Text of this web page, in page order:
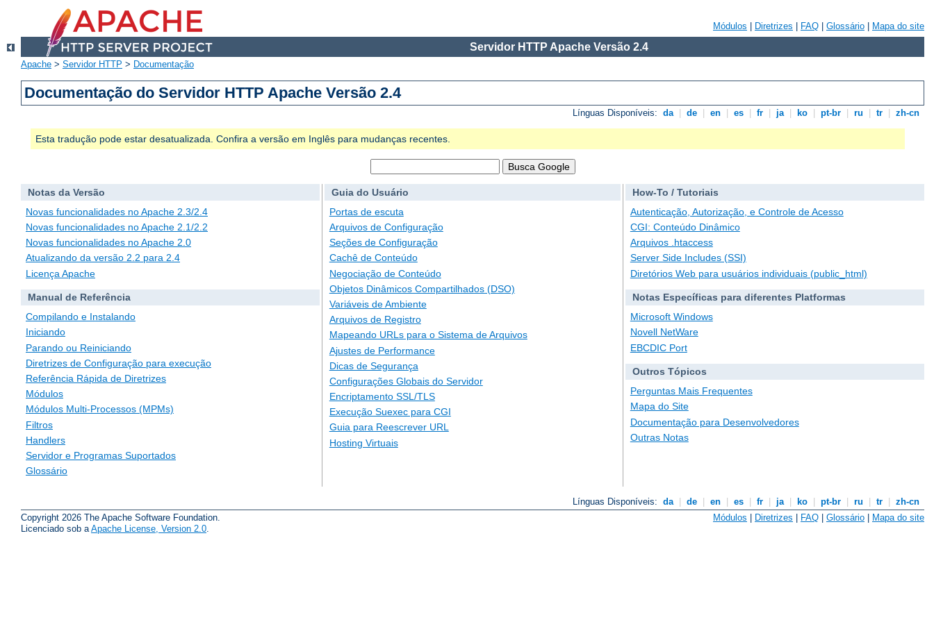
Módulos Diretrizes FAQ Glossário Mapa do site
Servidor HTTP Apache Versão 2.4
Apache > Servidor HTTP > Documentação
Documentação do Servidor HTTP Apache Versão 2.4
Línguas Disponíveis: da de en es fr ja ko pt-br ru tr zh-cn
Esta tradução pode estar desatualizada. Confira a versão em Inglês para mudanças recentes.
Notas da Versão
Novas funcionalidades no Apache 2.3/2.4
Novas funcionalidades no Apache 2.1/2.2
Novas funcionalidades no Apache 2.0
Atualizando da versão 2.2 para 2.4
Licença Apache
Manual de Referência
Compilando e Instalando
Iniciando
Parando ou Reiniciando
Diretrizes de Configuração para execução
Referência Rápida de Diretrizes
Módulos
Módulos Multi-Processos (MPMs)
Filtros
Handlers
Servidor e Programas Suportados
Glossário
Guia do Usuário
Portas de escuta
Arquivos de Configuração
Seções de Configuração
Cachê de Conteúdo
Negociação de Conteúdo
Objetos Dinâmicos Compartilhados (DSO)
Variáveis de Ambiente
Arquivos de Registro
Mapeando URLs para o Sistema de Arquivos
Ajustes de Performance
Dicas de Segurança
Configurações Globais do Servidor
Encriptamento SSL/TLS
Execução Suexec para CGI
Guia para Reescrever URL
Hosting Virtuais
How-To / Tutoriais
Autenticação, Autorização, e Controle de Acesso
CGI: Conteúdo Dinâmico
Arquivos .htaccess
Server Side Includes (SSI)
Diretórios Web para usuários individuais (public_html)
Notas Específicas para diferentes Platformas
Microsoft Windows
Novell NetWare
EBCDIC Port
Outros Tópicos
Perguntas Mais Frequentes
Mapa do Site
Documentação para Desenvolvedores
Outras Notas
Línguas Disponíveis: da de en es fr ja ko pt-br ru tr
zh-cn
Copyright 2026 The Apache Software Foundation.
Licenciado sob a Apache License, Version 2.0
Módulos | Diretrizes | FAQ | Glossário | Mapa do site